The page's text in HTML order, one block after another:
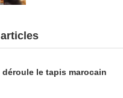
déroule le tapis marocain